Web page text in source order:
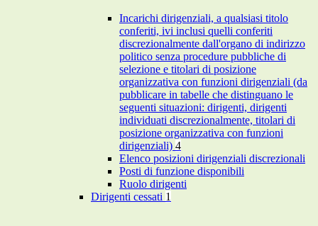
Incarichi dirigenziali, a qualsiasi titolo
conferiti, ivi inclusi quelli conferiti
discrezionalmente dall'organo di indirizzo
politico senza procedure pubbliche di
selezione e titolari di posizione
organizzativa con funzioni dirigenziali (da
pubblicare in tabelle che distinguano le
seguenti situazioni: dirigenti, dirigenti
individuati discrezionalmente, titolari di
posizione organizzativa con funzioni
dirigenziali) 4
Elenco posizioni dirigenziali discrezionali
Posti di funzione disponibili
Ruolo dirigenti
Dirigenti cessati 1